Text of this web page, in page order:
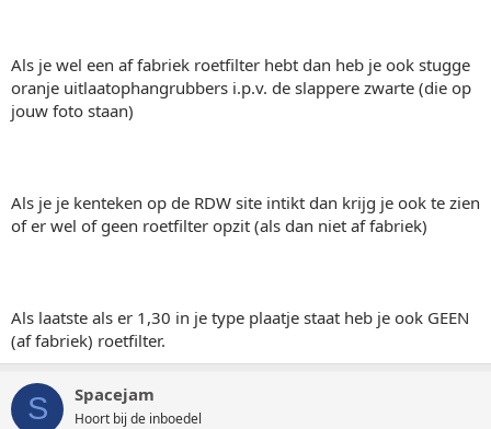
Als je wel een af fabriek roetfilter hebt dan heb je ook stugge
oranje uitlaatophangrubbers i.p.v. de slappere zwarte (die op
jouw foto staan)
Als je je kenteken op de RDW site intikt dan krijg je ook te zien
of er wel of geen roetfilter opzit (als dan niet af fabriek)
Als laatste als er 1,30 in je type plaatje staat heb je ook GEEN
(af fabriek) roetfilter.
S Spacejam
Hoort bij de inboedel